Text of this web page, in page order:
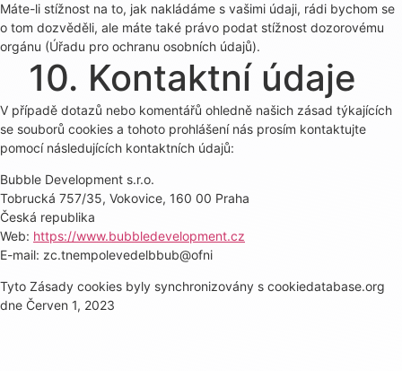
Máte-li stížnost na to, jak nakládáme s vašimi údaji, rádi bychom se
o tom dozvěděli, ale máte také právo podat stížnost dozorovému
orgánu (Úřadu pro ochranu osobních údajů).
10. Kontaktní údaje
V případě dotazů nebo komentářů ohledně našich zásad týkajících
se souborů cookies a tohoto prohlášení nás prosím kontaktujte
pomocí následujících kontaktních údajů:
Bubble Development s.r.o.
Tobrucká 757/35, Vokovice, 160 00 Praha
Česká republika
Web: https://www.bubbledevelopment.cz
E-mail: zc.tnempolevedelbbub@ofni
Tyto Zásady cookies byly synchronizovány s cookiedatabase.org
dne Červen 1, 2023